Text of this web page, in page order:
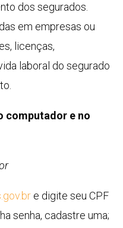
dos segurados.
em empresas ou
licenças,
laboral do segurado
computador e no
e digite seu CPF
senha, cadastre uma;